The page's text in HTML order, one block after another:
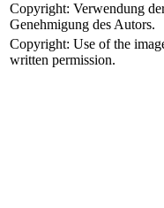
Copyright: Verwendung
Genehmigung des Autors.
Copyright: Use of the
written permission.